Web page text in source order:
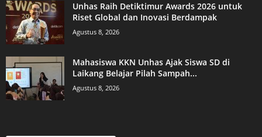
Unhas Raih Detiktimur Awards 2026 untuk
Riset Global dan Inovasi Berdampak
Agustus 8, 2026
Mahasiswa KKN Unhas Ajak Siswa SD di
Laikang Belajar Pilah Sampah...
Agustus 8, 2026